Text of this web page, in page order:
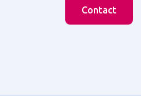
Contact